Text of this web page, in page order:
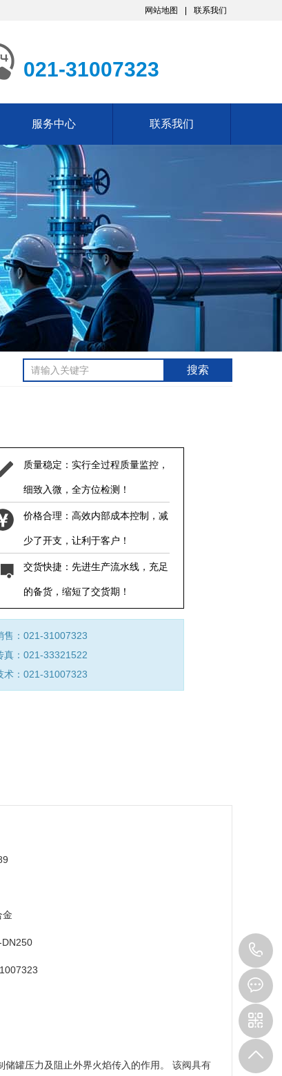
网站地图 联系我们
021-31007323
服务中心 联系我们
质量稳定：实行全过程质量监控，
细致入微，全方位检测！
价格合理：高效内部成本控制，减
少了开支，让利于客户！
交货快捷：先进生产流水线，充足
的备货，缩短了交货期！
售：021-31007323
真：021-33321522
术：021-31007323
金
DN250
罐压力及阻止外界火焰传入的作用。
该阀具有